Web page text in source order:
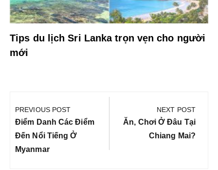
Tips du lịch Sri Lanka trọn vẹn cho người
mới
hướng
bài
viết
PREVIOUS POST
Previous
Post:
Điểm Danh Các Điểm
Đến Nổi Tiếng Ở
Myanmar
NEXT POST
Next
Ăn, Chơi Ở Đâu Tại
Chiang Mai?